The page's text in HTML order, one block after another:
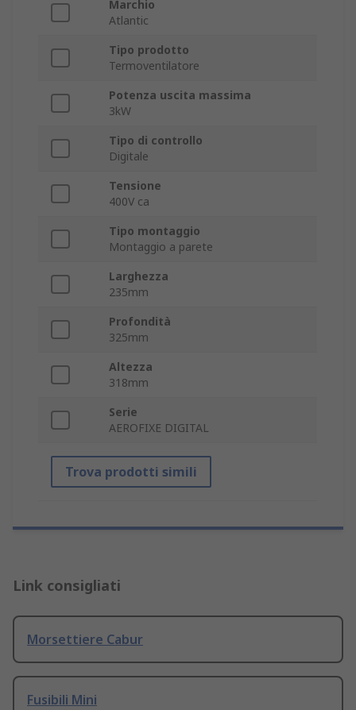
Marchio
Atlantic
Tipo prodotto
Termoventilatore
Potenza uscita massima
3kW
Tipo di controllo
Digitale
Tensione
400V ca
Tipo montaggio
Montaggio a parete
Larghezza
235mm
Profondità
325mm
Altezza
318mm
Serie
AEROFIXE DIGITAL
Trova prodotti simili
Link consigliati
Morsettiere Cabur
Fusibili Mini